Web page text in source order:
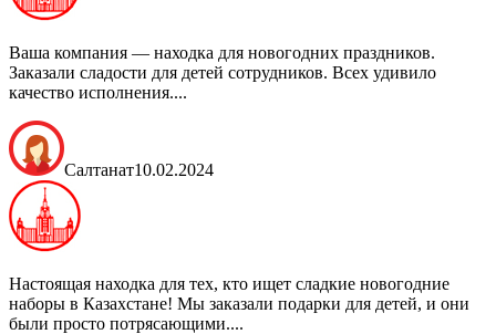
Ваша компания — находка для новогодних праздников.
Заказали сладости для детей сотрудников. Всех удивило
качество исполнения....
Салтанат10.02.2024
Настоящая находка для тех, кто ищет сладкие новогодние
наборы в Казахстане! Мы заказали подарки для детей, и они
были просто потрясающими....